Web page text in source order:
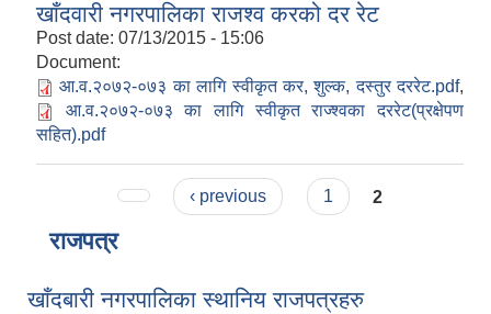
खाँदवारी नगरपालिका राजश्व करको दर रेट
Post date: 07/13/2015 - 15:06
Document:
आ.व.२०७२-०७३ का लागि स्वीकृत कर, शुल्क, दस्तुर दररेट.pdf,
आ.व.२०७२-०७३ का लागि स्वीकृत राज्श्वका दररेट(प्रक्षेपण
सहित).pdf
Pages ‹ previous 1 2
राजपत्र
खाँदबारी नगरपालिका स्थानिय राजपत्रहरु